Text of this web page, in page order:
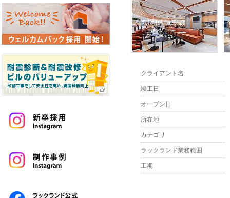
クライアント名
竣工日
オープン日
所在地
カテゴリ
ラックランド業務範囲
工期